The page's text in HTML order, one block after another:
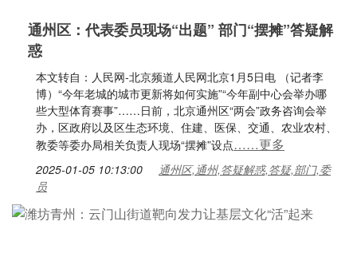
通州区：代表委员现场“出题” 部门“摆摊”答疑解
惑
本文转自：人民网-北京频道人民网北京1月5日电 （记者李
博）“今年老城的城市更新将如何实施”“今年副中心会举办哪
些大型体育赛事”……日前，北京通州区“两会”政务咨询会举
办，区政府以及区生态环境、住建、医保、交通、农业农村、
教委等委办局相关负责人现场“摆摊”设点……更多
2025-01-05 10:13:00
通州区,通州,答疑解惑,答疑,部门,委
员